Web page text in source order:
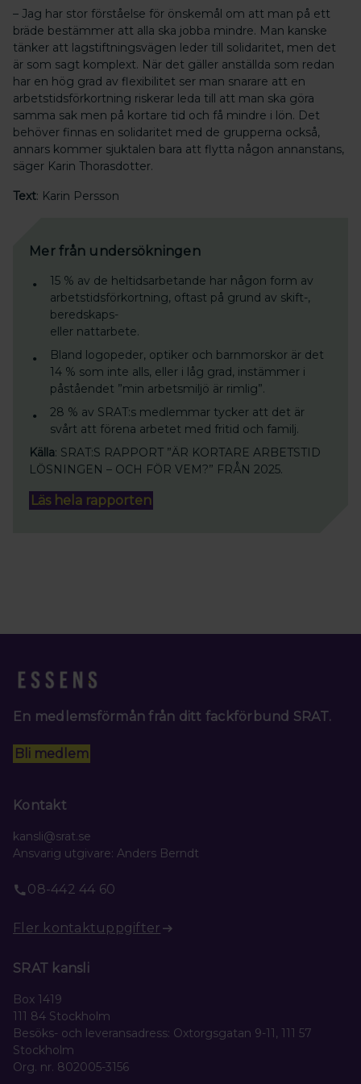
– Jag har stor förståelse för önskemål om att man på ett
bräde bestämmer att alla ska jobba mindre. Man kanske
tänker att lagstiftningsvägen leder till solidaritet, men det
är som sagt komplext. När det gäller anställda som redan
har en hög grad av flexibilitet ser man snarare att en
arbetstidsförkortning riskerar leda till att man ska göra
samma sak men på kortare tid och få mindre i lön. Det
behöver finnas en solidaritet med de grupperna också,
annars kommer sjuktalen bara att flytta någon annanstans,
säger Karin Thorasdotter.
Text: Karin Persson
Mer från undersökningen
15 % av de heltidsarbetande har någon form av
arbetstidsförkortning, oftast på grund av skift-,
beredskaps-
eller nattarbete.
Bland logopeder, optiker och barnmorskor är det
14 % som inte alls, eller i låg grad, instämmer i
påståendet ”min arbetsmiljö är rimlig”.
28 % av SRAT:s medlemmar tycker att det är
svårt att förena arbetet med fritid och familj.
Källa: SRAT:S RAPPORT ”ÄR KORTARE ARBETSTID
LÖSNINGEN – OCH FÖR VEM?” FRÅN 2025.
Läs hela rapporten
En medlemsförmån från ditt fackförbund SRAT.
Bli medlem
Kontakt
kansli@srat.se
Ansvarig utgivare: Anders Berndt
08-442 44 60
Fler kontaktuppgifter
SRAT kansli
Box 1419
111 84 Stockholm
Besöks- och leveransadress: Oxtorgsgatan 9-11, 111 57
Stockholm
Org. nr. 802005-3156